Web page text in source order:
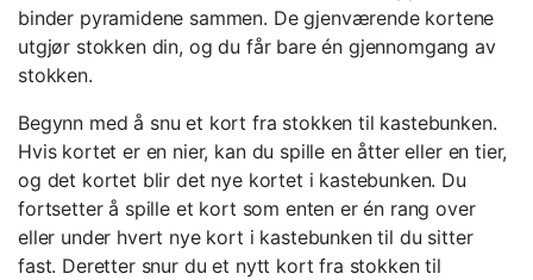
binder pyramidene sammen. De gjenværende kortene
utgjør stokken din, og du får bare én gjennomgang av
stokken.
Begynn med å snu et kort fra stokken til kastebunken.
Hvis kortet er en nier, kan du spille en åtter eller en tier,
og det kortet blir det nye kortet i kastebunken. Du
fortsetter å spille et kort som enten er én rang over
eller under hvert nye kort i kastebunken til du sitter
fast. Deretter snur du et nytt kort fra stokken til